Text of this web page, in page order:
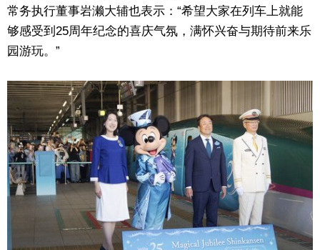
日本一瞥
人物访谈
东京
编辑部通知
SNS
常务执行董事岩濑大辅也表示：“希望大家在列车上就能
够感受到25周年纪念的喜庆气氛，满怀兴奋与期待前来乐
园游玩。”